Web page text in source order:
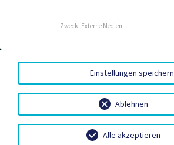
Neuigkeiten
AMTSSIGNATUR BARRIEREFREIHEIT
SITEMAP|IMPRESSUM
Zweck: Externe Medien
Ablehnen
Einstellungen speichern
Alle akzeptieren